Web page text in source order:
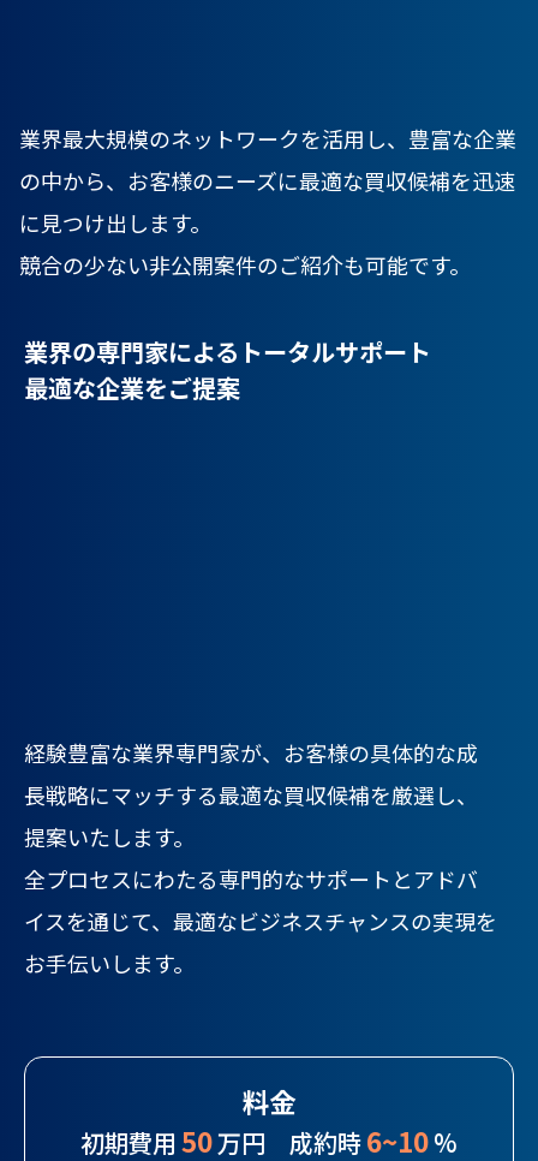
業界最大規模のネットワークを活用し、豊富な企業
の中から、 お客様のニーズに最適な買収候補を迅速
に見つけ出します。
競合の少ない非公開案件のご紹介も可能です。
業界の専門家によるトータルサポート
最適な企業をご提案
経験豊富な業界専門家が、お客様の具体的な成
長戦略にマッチする最適な買収候補を厳選し、
提案いたします。
全プロセスにわたる専門的なサポートとアドバ
イスを通じて、最適なビジネスチャンスの実現を
お手伝いします。
料金
初期費用 50万円 成約時6~10%